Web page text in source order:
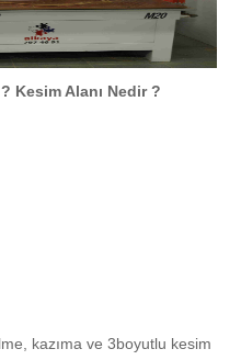
? Kesim Alanı Nedir ?
kazıma ve 3boyutlu kesim